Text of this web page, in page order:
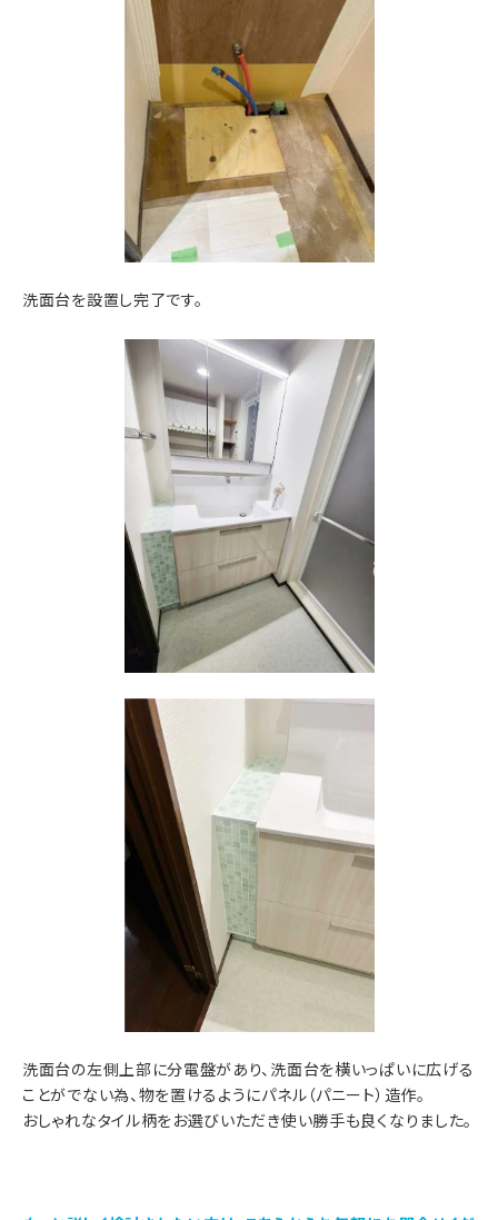
洗面台を設置し完了です。
洗面台の左側上部に分電盤があり、洗面台を横いっぱいに広げる
ことがでない為、物を置けるようにパネル（パニート）造作。
おしゃれなタイル柄をお選びいただき使い勝手も良くなりました。